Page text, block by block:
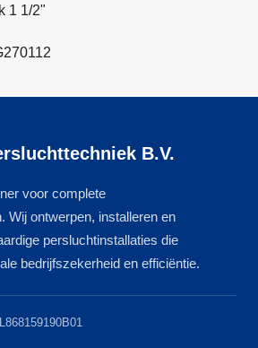
1 1/2"
B.V.
voor complete
Wij ontwerpen, installeren en
persluchtinstallaties die
bedrijfszekerheid en efficiëntie.